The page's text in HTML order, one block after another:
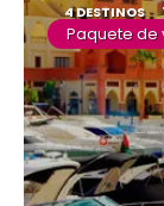
4 DESTINOS
Paquete de